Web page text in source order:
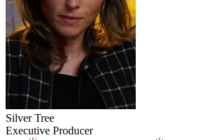
Silver Tree
Executive Producer